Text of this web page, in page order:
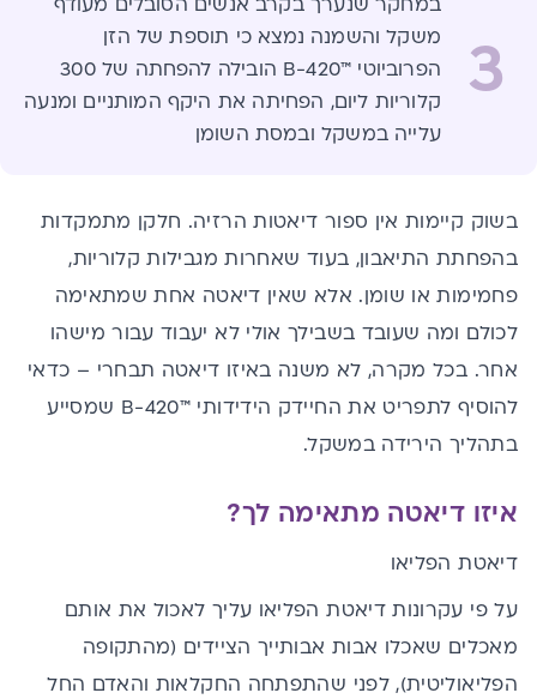
3
משקל והשמנה נמצא כי תוספת של הזן
הפרוביוטי ™B-420 הובילה להפחתה של 300
קלוריות ליום, הפחיתה את היקף המותניים ומנעה
עלייה במשקל ובמסת השומן
בשוק קיימות אין ספור דיאטות הרזיה. חלקן מתמקדות
בהפחתת התיאבון, בעוד שאחרות מגבילות קלוריות,
פחמימות או שומן. אלא שאין דיאטה אחת שמתאימה
לכולם ומה שעובד בשבילך אולי לא יעבוד עבור מישהו
אחר. בכל מקרה, לא משנה באיזו דיאטה תבחרי – כדאי
להוסיף לתפריט את החיידק הידידותי ™B-420 שמסייע
בתהליך הירידה במשקל.
איזו דיאטה מתאימה לך?
דיאטת הפליאו
על פי עקרונות דיאטת הפליאו עליך לאכול את אותם
מאכלים שאכלו אבות אבותייך הציידים (מהתקופה
הפליאוליטית), לפני שהתפתחה החקלאות והאדם החל